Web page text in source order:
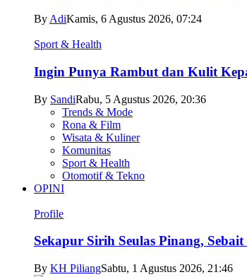
By AdiKamis, 6 Agustus 2026, 07:24
Sport & Health
Ingin Punya Rambut dan Kulit
By SandiRabu, 5 Agustus 2026, 20:36
Trends & Mode
Rona & Film
Wisata & Kuliner
Komunitas
Sport & Health
Otomotif & Tekno
OPINI
Profile
Sekapur Sirih Seulas Pinang,
By KH PiliangSabtu, 1 Agustus 2026, 21:46